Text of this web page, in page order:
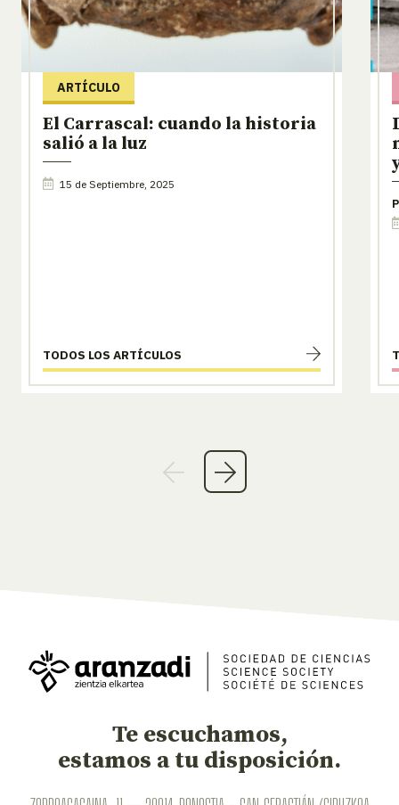
ARTÍCULO
El Carrascal: cuando la historia
salió a la luz
15 de Septiembre, 2025
TODOS LOS ARTÍCULOS
Te escuchamos,
estamos a tu disposición.